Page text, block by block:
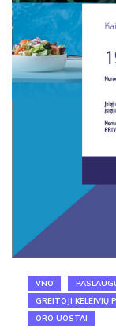
VNO
GREITOJI KELEIVIŲ
ORO UOSTAI